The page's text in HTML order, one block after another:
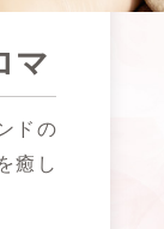
マ
ドの
癒し